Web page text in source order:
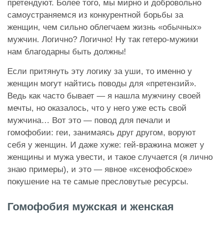
претендуют. Более того, мы мирно и добровольно
самоустраняемся из конкурентной борьбы за
женщин, чем сильно облегчаем жизнь «обычных»
мужчин. Логично? Логично! Ну так гетеро-мужики
нам благодарны быть должны!
Если притянуть эту логику за уши, то именно у
женщин могут найтись поводы для «претензий».
Ведь как часто бывает — я нашла мужчину своей
мечты, но оказалось, что у него уже есть свой
мужчина… Вот это — повод для печали и
гомофобии: геи, занимаясь друг другом, воруют
себя у женщин. И даже хуже: гей-вражина может у
женщины и мужа увести, и такое случается (я лично
знаю примеры), и это — явное «ксенофобское»
покушение на те самые пресловутые ресурсы.
Гомофобия мужская и женская